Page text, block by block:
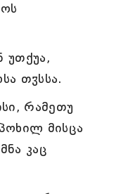
უთქუა,
თჳსსა.
რამეთუ
მისცა
კაც